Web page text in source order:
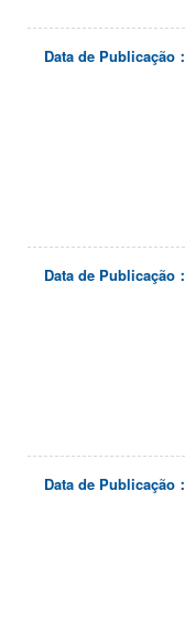
Data de Publicação：
Data de Publicação：
Data de Publicação：